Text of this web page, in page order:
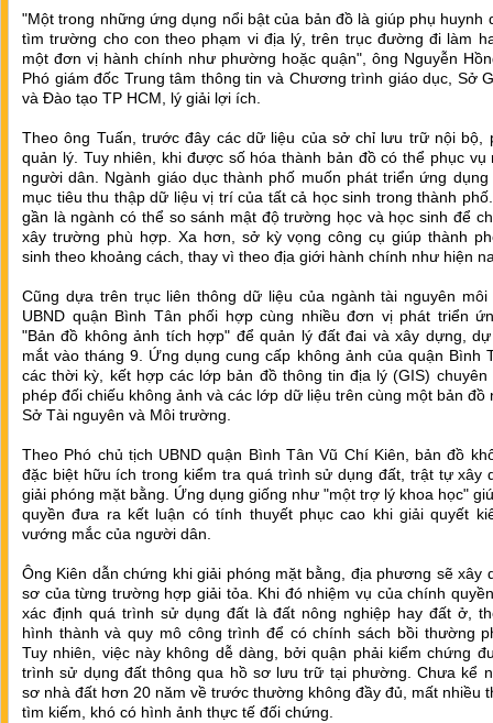
"Một trong những ứng dụng nổi bật của bản đồ là giúp phụ huynh
tìm trường cho con theo phạm vi địa lý, trên trục đường đi làm
một đơn vị hành chính như phường hoặc quận", ông Nguyễn
Phó giám đốc Trung tâm thông tin và Chương trình giáo dục, Sở
và Đào tạo TP HCM, lý giải lợi ích.
Theo ông Tuấn, trước đây các dữ liệu của sở chỉ lưu trữ nội bộ,
quản lý. Tuy nhiên, khi được số hóa thành bản đồ có thể phục vụ
người dân. Ngành giáo dục thành phố muốn phát triển ứng
mục tiêu thu thập dữ liệu vị trí của tất cả học sinh trong thành
gần là ngành có thể so sánh mật độ trường học và học sinh để
xây trường phù hợp. Xa hơn, sở kỳ vọng công cụ giúp thành
sinh theo khoảng cách, thay vì theo địa giới hành chính như hiện
Cũng dựa trên trục liên thông dữ liệu của ngành tài nguyên môi
UBND quận Bình Tân phối hợp cùng nhiều đơn vị phát triển
"Bản đồ không ảnh tích hợp" để quản lý đất đai và xây dựng,
mắt vào tháng 9. Ứng dụng cung cấp không ảnh của quận Bình
các thời kỳ, kết hợp các lớp bản đồ thông tin địa lý (GIS) chuyên
phép đối chiếu không ảnh và các lớp dữ liệu trên cùng một bản đồ
Sở Tài nguyên và Môi trường.
Theo Phó chủ tịch UBND quận Bình Tân Vũ Chí Kiên, bản đồ
đặc biệt hữu ích trong kiểm tra quá trình sử dụng đất, trật tự xây
giải phóng mặt bằng. Ứng dụng giống như "một trợ lý khoa học"
quyền đưa ra kết luận có tính thuyết phục cao khi giải quyết
vướng mắc của người dân.
Ông Kiên dẫn chứng khi giải phóng mặt bằng, địa phương sẽ xây
sơ của từng trường hợp giải tỏa. Khi đó nhiệm vụ của chính
xác định quá trình sử dụng đất là đất nông nghiệp hay đất ở,
hình thành và quy mô công trình để có chính sách bồi thường
Tuy nhiên, việc này không dễ dàng, bởi quận phải kiểm chứng
trình sử dụng đất thông qua hồ sơ lưu trữ tại phường. Chưa kể
sơ nhà đất hơn 20 năm về trước thường không đầy đủ, mất nhiều
tìm kiếm, khó có hình ảnh thực tế đối chứng.